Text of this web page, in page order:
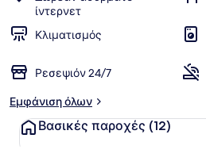
ίντερνετ
Κλιματισμός
Ρεσεψιόν 24/7
Εμφάνιση όλων
Βασικές παροχές (12)